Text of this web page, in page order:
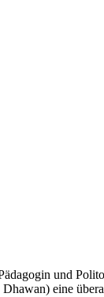
und
eine